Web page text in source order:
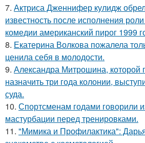
7. Актриса Дженнифер кулидж
известность после исполнения
комедии американский пирог 1999
8. Екатерина Волкова пожалела
ценила себя в молодости.
9. Александра Митрошина, которой
назначить три года колонии,
суда.
10. Спортсменам годами говорили
мастурбации перед тренировками.
11. "Мимика и Профилактика":